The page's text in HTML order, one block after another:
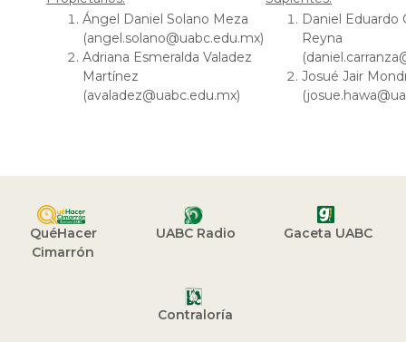
Ángel Daniel Solano Meza
(angel.solano@uabc.edu.mx)
Adriana Esmeralda Valadez
Martínez
(avaladez@uabc.edu.mx)
Daniel Eduardo
Reyna
Josué Jair
QuéHacer
Cimarrón
UABC Radio Gaceta UABC
Contraloría